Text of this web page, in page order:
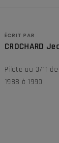
ÉCRIT PAR
CROCHARD
Pilote au 3/11
1988 à 1990